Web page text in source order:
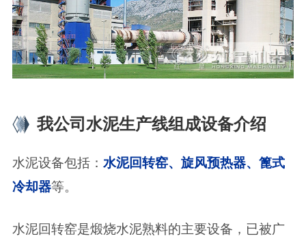
我公司水泥生产线组成设备介绍
水泥设备包括： 水泥回转窑、旋风预热器、篦式
冷却器等。
水泥回转窑是煅烧水泥熟料的主要设备，已被广